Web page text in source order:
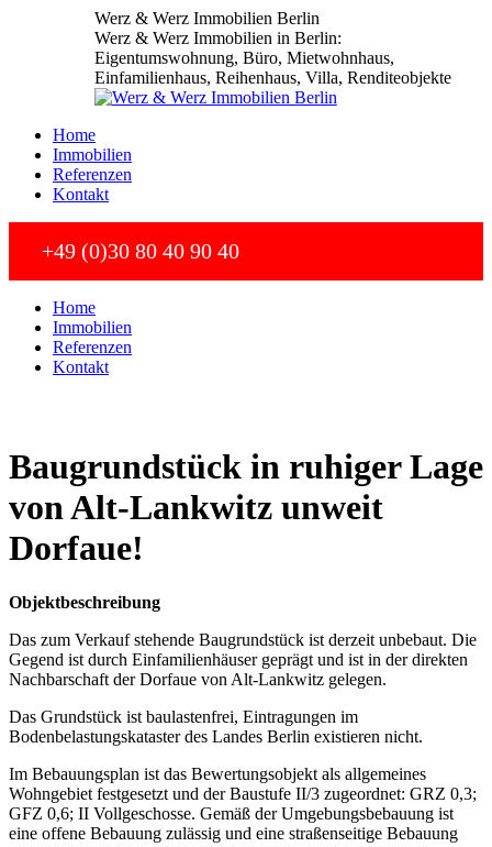
Werz & Werz Immobilien Berlin
Werz & Werz Immobilien in Berlin:
Eigentumswohnung, Büro, Mietwohnhaus,
Einfamilienhaus, Reihenhaus, Villa, Renditeobjekte
Home
Immobilien
Referenzen
Kontakt
+49 (0)30 80 40 90 40
Home
Immobilien
Referenzen
Kontakt
Baugrundstück in ruhiger Lage
von Alt-Lankwitz unweit
Dorfaue!
Objektbeschreibung
Das zum Verkauf stehende Baugrundstück ist derzeit unbebaut. Die
Gegend ist durch Einfamilienhäuser geprägt und ist in der direkten
Nachbarschaft der Dorfaue von Alt-Lankwitz gelegen.
Das Grundstück ist baulastenfrei, Eintragungen im
Bodenbelastungskataster des Landes Berlin existieren nicht.
Im Bebauungsplan ist das Bewertungsobjekt als allgemeines
Wohngebiet festgesetzt und der Baustufe II/3 zugeordnet: GRZ 0,3;
GFZ 0,6; II Vollgeschosse. Gemäß der Umgebungsbebauung ist
eine offene Bebauung zulässig und eine straßenseitige Bebauung